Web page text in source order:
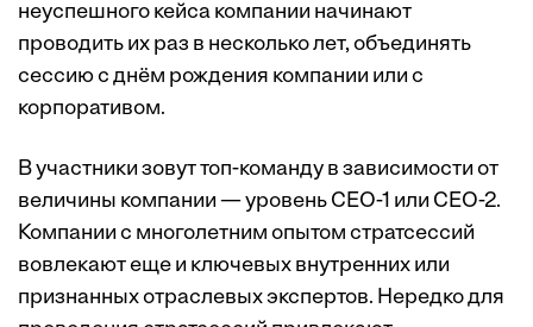
неуспешного кейса компании начинают
проводить их раз в несколько лет, объединять
сессию с днём рождения компании или с
корпоративом.
В участники зовут топ-команду в зависимости от
величины компании — уровень CEO-1 или СЕО-2.
Компании с многолетним опытом стратсессий
вовлекают еще и ключевых внутренних или
признанных отраслевых экспертов. Нередко для